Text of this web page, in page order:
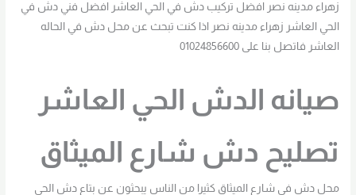
زهراء مدينه نصر افضل تركيب دش في الحي العاشر افضل فني دش في
الحي العاشر زهراء مدينه نصر اذا كنت تبحث عن محل دش في الحاله
العاشر فاتصل بنا على 01024856600
صيانه الدش الحي العاشر
تصليح دش شارع الميثاق
محل دش في شارع الميثاق كثيرا من الناس يبحثون عن بتاع دش الحي